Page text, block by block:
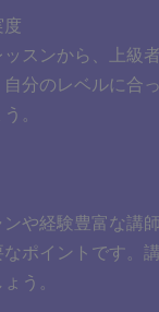
スンから、上級
分のレベルに合
。
や経験豊富な講
ポイントです。
う。